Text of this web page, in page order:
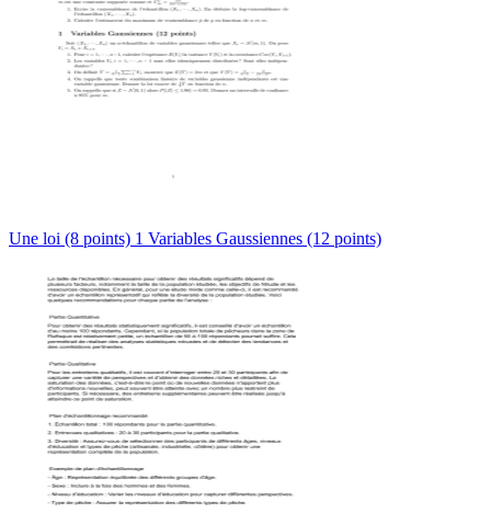
Une loi (8 points) 1 Variables Gaussiennes (12 points)